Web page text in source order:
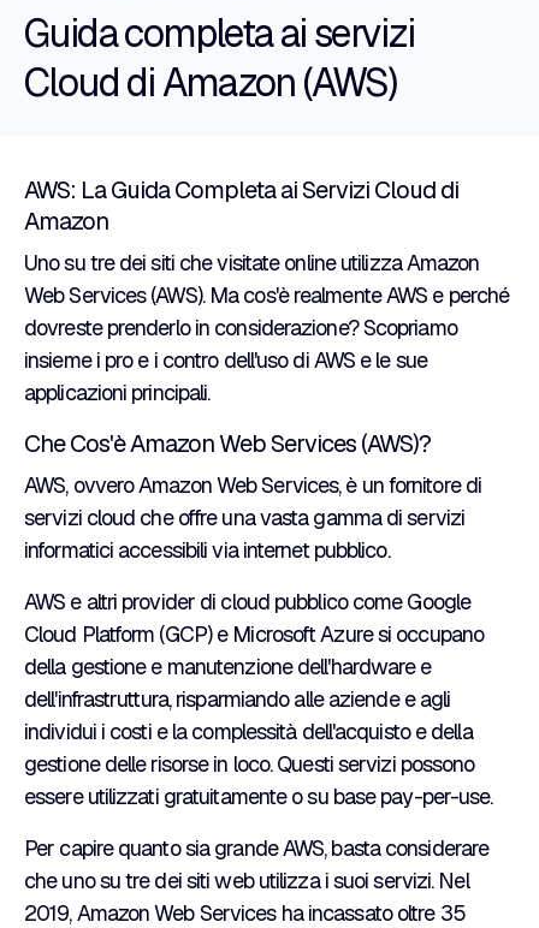
Guida completa ai servizi
Cloud di Amazon (AWS)
AWS: La Guida Completa ai Servizi Cloud di
Amazon
Uno su tre dei siti che visitate online utilizza Amazon
Web Services (AWS). Ma cos'è realmente AWS e perché
dovreste prenderlo in considerazione? Scopriamo
insieme i pro e i contro dell'uso di AWS e le sue
applicazioni principali.
Che Cos'è Amazon Web Services (AWS)?
AWS, ovvero Amazon Web Services, è un fornitore di
servizi cloud che offre una vasta gamma di servizi
informatici accessibili via internet pubblico.
AWS e altri provider di cloud pubblico come Google
Cloud Platform (GCP) e Microsoft Azure si occupano
della gestione e manutenzione dell'hardware e
dell'infrastruttura, risparmiando alle aziende e agli
individui i costi e la complessità dell'acquisto e della
gestione delle risorse in loco. Questi servizi possono
essere utilizzati gratuitamente o su base pay-per-use.
Per capire quanto sia grande AWS, basta considerare
che uno su tre dei siti web utilizza i suoi servizi. Nel
2019, Amazon Web Services ha incassato oltre 35